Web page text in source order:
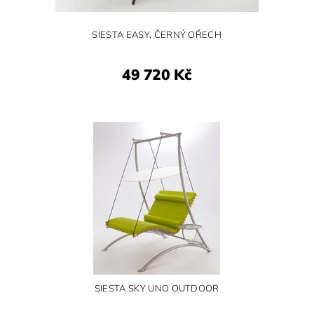
SIESTA EASY, ČERNÝ OŘECH
49 720 Kč
SIESTA SKY UNO OUTDOOR